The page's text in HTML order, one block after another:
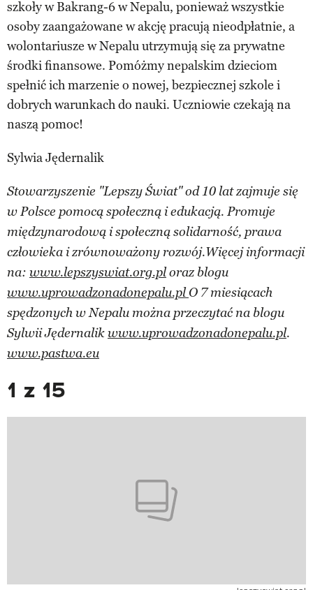
szkoły w Bakrang-6 w Nepalu, ponieważ wszystkie
osoby zaangażowane w akcję pracują nieodpłatnie, a
wolontariusze w Nepalu utrzymują się za prywatne
środki finansowe. Pomóżmy nepalskim dzieciom
spełnić ich marzenie o nowej, bezpiecznej szkole i
dobrych warunkach do nauki. Uczniowie czekają na
naszą pomoc!
Sylwia Jędernalik
Stowarzyszenie "Lepszy Świat" od 10 lat zajmuje się
w Polsce pomocą społeczną i edukacją. Promuje
międzynarodową i społeczną solidarność, prawa
człowieka i zrównoważony rozwój.Więcej informacji
na: www.lepszyswiat.org.ploraz blogu
www.uprowadzonadonepalu.plO 7 miesiącach
spędzonych w Nepalu można przeczytać na blogu
Sylwii Jędernalikwww.uprowadzonadonepalu.pl.
www.pastwa.eu
1 z 15